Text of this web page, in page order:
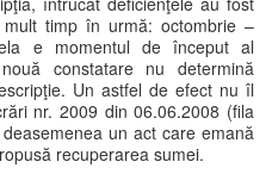
timp în urmă: octombrie –
e momentul de început al
constatare nu determină
Un astfel de efect nu îl
nr. 2009 din 06.06.2008 (fila
un act care emană
recuperarea sumei.